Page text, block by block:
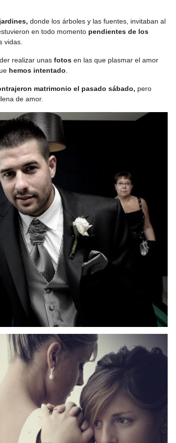
donde los árboles y las fuentes, invitaban al
en todo momento pendientes de los
vidas.
realizar unas fotos en las que plasmar el amor
hemos intentado
matrimonio el pasado sábado, pero
de amor.